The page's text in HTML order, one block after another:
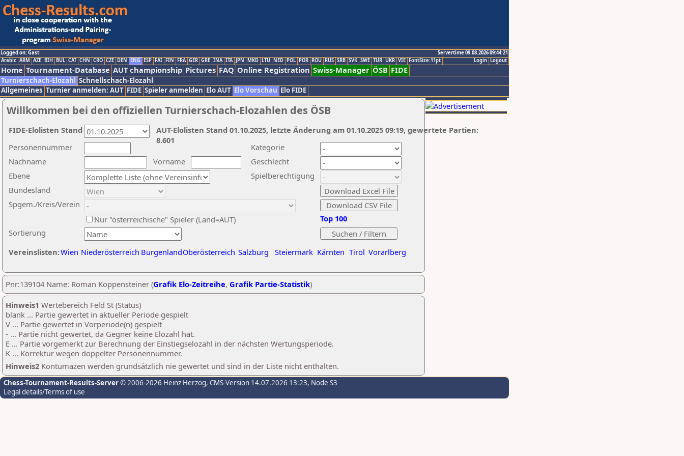
Logged on: Gast
Servertime 09.08.2026 09:44:21
Logout
Login
Arabic ARM AZE BIH BUL CAT CHN CRO CZE DEN ENG ESP FAI FIN FRA GER GRE INA ITA JPN MKD LTU NED POL POR ROU RUS SRB SVK SWE TUR UKR VIE FontSize:11pt
Home Tournament-Database AUT championship Pictures FAQ Online Registration Swiss-Manager ÖSB FIDE
Turnierschach-Elozahl Schnellschach-Elozahl
Allgemeines Turnier anmelden: AUT FIDE Spieler anmelden Elo AUT Elo Vorschau Elo FIDE
Willkommen bei den offiziellen Turnierschach-Elozahlen des ÖSB
Nachname
Vorname
Ebene
Kategorie
Sortierung
Personennummer
Bundesland
Spgem./Kreis/Verein
Geschlecht
Nur "österreichische" Spieler (Land=AUT)
Spielberechtigung
Vereinslisten:Wien Niederösterreich BurgenlandOberösterreich Salzburg Steiermark Kärnten Tirol Vorarlberg
Top 100
AUT-Elolisten Stand 01.10.2025, letzte Änderung am 01.10.2025 09:19, gewertete Partien:
8.601
FIDE-Elolisten Stand
Pnr:139104 Name: Roman Koppensteiner (Grafik Elo-Zeitreihe, Grafik Partie-Statistik)
Hinweis1 Wertebereich Feld St (Status)
blank ... Partie gewertet in aktueller Periode gespielt
V ... Partie gewertet in Vorperiode(n) gespielt
- ... Partie nicht gewertet, da Gegner keine Elozahl hat.
E ... Partie vorgemerkt zur Berechnung der Einstiegselozahl in der nächsten Wertungsperiode.
K ... Korrektur wegen doppelter Personennummer.
Hinweis2 Kontumazen werden grundsätzlich nie gewertet und sind in der Liste nicht enthalten.
Chess-Tournament-Results-Server© 2006-2026 Heinz Herzog, CMS-Version 14.07.2026 13:23, Node S3
Legal details/Terms of use